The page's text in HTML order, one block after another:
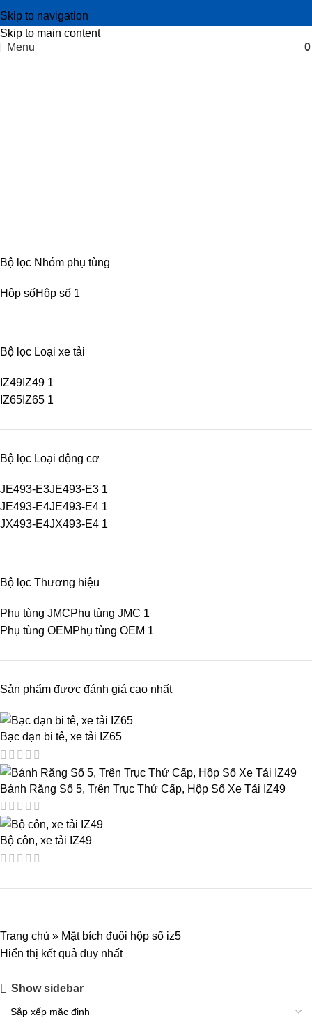
Skip to navigation
Skip to main content
Menu
Bộ lọc Nhóm phụ tùng
Hộp sốHộp số 1
Bộ lọc Loại xe tải
IZ49 IZ49 1
IZ65 IZ65 1
Bộ lọc Loại động cơ
JE493-E3JE493-E3 1
JE493-E4JE493-E4 1
JX493-E4JX493-E4 1
Bộ lọc Thương hiệu
Phụ tùng JMCPhụ tùng JMC 1
Phụ tùng OEM Phụ tùng OEM 1
Sản phẩm được đánh giá cao nhất
Bạc đạn bi tê, xe tải IZ65
Bánh Răng Số 5, Trên Trục Thứ Cấp, Hộp Số Xe Tải IZ49
Bộ côn, xe tải IZ49
Trang chủ » Mặt bích đuôi hộp số iz5
Hiển thị kết quả duy nhất
Show sidebar